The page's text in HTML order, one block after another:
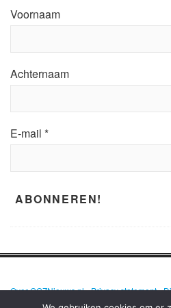
Voornaam
Achternaam
E-mail *
Over GGZNieuws.nl•Privacy statement•